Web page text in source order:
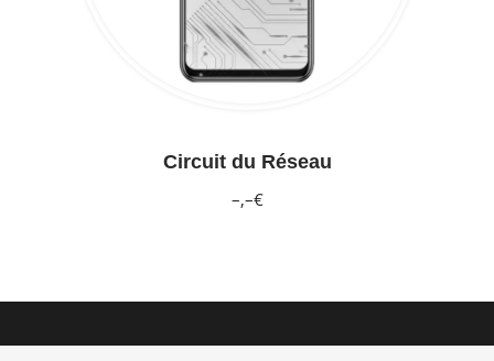
Circuit du Réseau
–,–€